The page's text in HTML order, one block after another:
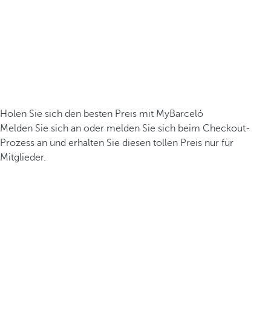
Holen Sie sich den besten Preis mit MyBarceló
Melden Sie sich an oder melden Sie sich beim Checkout-
Prozess an und erhalten Sie diesen tollen Preis nur für
Mitglieder.